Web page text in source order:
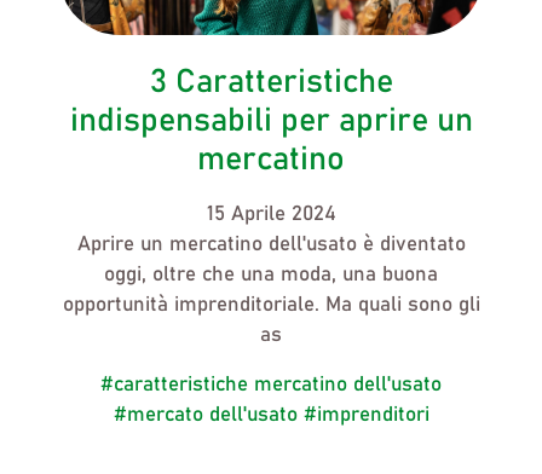
3 Caratteristiche
indispensabili per aprire un
mercatino
15 Aprile 2024
Aprire un mercatino dell'usatoè diventato
oggi, oltre che una moda, una buona
opportunità imprenditoriale. Ma quali sono gli
as
#caratteristiche mercatino dell'usato
#mercato dell'usato #imprenditori